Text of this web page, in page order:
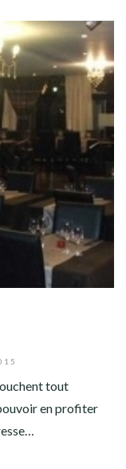
tout
en profiter